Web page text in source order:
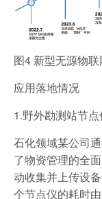
图4 新型无源物
应用落地情况
1.野外勘测站节
石化领域某公司
了物资管理的全
动收集并上传设
个节点仪的耗时